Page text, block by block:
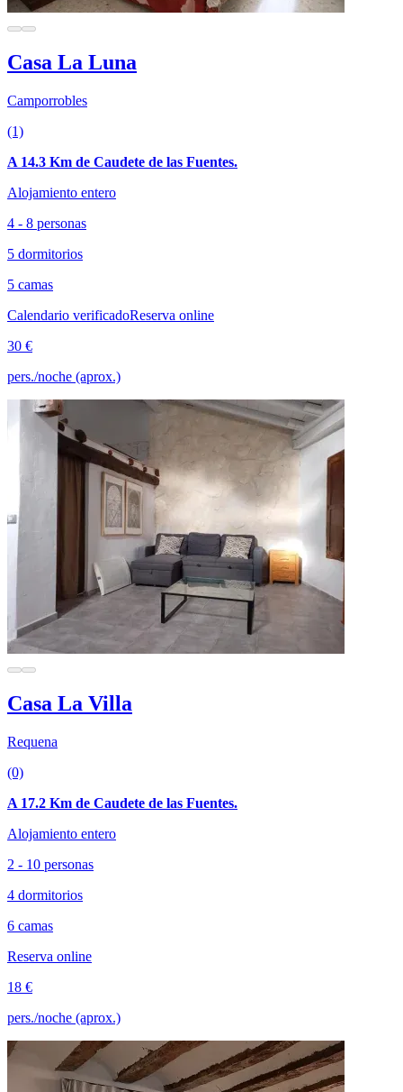
Casa La Luna
Camporrobles
(1)
A 14.3 Km de Caudete de las Fuentes.
Alojamiento entero
4 - 8 personas
5 dormitorios
5 camas
Calendario verificadoReserva online
30 €
pers./noche (aprox.)
Casa La Villa
Requena
(0)
A 17.2 Km de Caudete de las Fuentes.
Alojamiento entero
2 - 10 personas
4 dormitorios
6 camas
Reserva online
18 €
pers./noche (aprox.)